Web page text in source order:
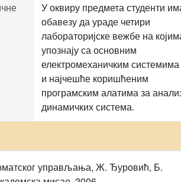
У оквиру предмета студенти
обавезу да ураде четири
лабораторијске вежбе на
упознају са основним
електромеханичким системима
и најчешће коришћеним
програмским алатима за
динамичких система.
управљања, Ж. Ђуровић, Б.